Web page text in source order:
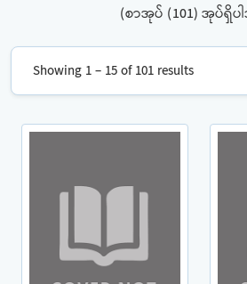
(စာအုပ် (101) အုပ်ရှိ
Showing 1 – 15 of 101 results